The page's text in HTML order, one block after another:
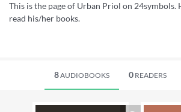
This is the page of Urban Priol on 24symbols.
read his/her books.
8AUDIOBOOKS 0READERS